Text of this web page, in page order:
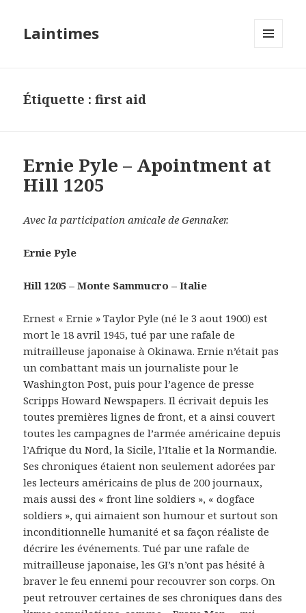
Laintimes
Étiquette :first aid
Ernie Pyle – Apointment at
Hill 1205
Avec la participation amicale de Gennaker.
Ernie Pyle
Hill 1205 – Monte Sammucro – Italie
Ernest « Ernie » Taylor Pyle (né le 3 aout 1900) est
mort le 18 avril 1945, tué par une rafale de
mitrailleuse japonaise à Okinawa. Ernie n’était pas
un combattant mais un journaliste pour le
Washington Post, puis pour l’agence de presse
Scripps Howard Newspapers. Il écrivait depuis les
toutes premières lignes de front, et a ainsi couvert
toutes les campagnes de l’armée américaine depuis
l’Afrique du Nord, la Sicile, l’Italie et la Normandie.
Ses chroniques étaient non seulement adorées par
les lecteurs américains de plus de 200 journaux,
mais aussi des « front line soldiers », « dogface
soldiers », qui aimaient son humour et surtout son
inconditionnelle humanité et sa façon réaliste de
décrire les événements. Tué par une rafale de
mitrailleuse japonaise, les GI’s n’ont pas hésité à
braver le feu ennemi pour recouvrer son corps. On
peut retrouver certaines de ses chroniques dans des